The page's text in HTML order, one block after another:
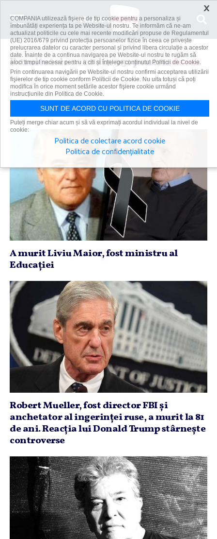
Rezultatele 1 - 12 din 931 pentrudeces
Caută
A murit Liviu Maior, fost ministru al
Educaţiei
Robert Mueller, fost director FBI şi
anchetator al ingerinţei ruse, a murit la 81
de ani. Reacţia lui Donald Trump stârneşte
controverse
×
COMPANIA utilizează fişiere de tip cookie pentru a personaliza și
îmbunătăți experiența ta pe Website-ul nostru. Te informăm că ne-am
actualizat politicile cu cele mai recente modificări propuse de Regulamentul
(UE) 2016/679 privind protecția persoanelor fizice în ceea ce privește
prelucrarea datelor cu caracter personal și privind libera circulație a acestor
date. Înainte de a continua navigarea pe Website-ul nostru te rugăm să
aloci timpul necesar pentru a citi și înțelege conținutul Politicii de Cookie.
Prin continuarea navigării pe Website-ul nostru confirmi acceptarea utilizării
fişierelor de tip cookie conform Politicii de Cookie. Nu uita totuși că poți
modifica în orice moment setările acestor fişiere cookie urmând
instrucțiunile din Politica de Cookie.
SUNT DE ACORD CU POLITICA DE COOKIE
Puteți merge chiar acum și să vă exprimați acordul individual la nivel de
cookie:
Politica de colectare acord cookie
Politica de confidențialitate